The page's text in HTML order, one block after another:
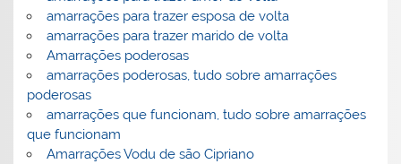
amarrações para trazer esposa de volta
amarrações para trazer marido de volta
Amarrações poderosas
amarrações poderosas, tudo sobre amarrações
poderosas
amarrações que funcionam, tudo sobre amarrações
que funcionam
Amarrações Vodu de são Cipriano